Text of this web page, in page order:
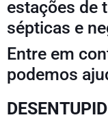
estações de
sépticas e
Entre em
podemos